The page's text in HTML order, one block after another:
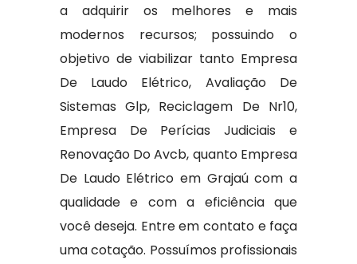
a adquirir os melhores e mais
modernos recursos; possuindo o
objetivo de viabilizar tanto Empresa
De Laudo Elétrico, Avaliação De
Sistemas Glp, Reciclagem De Nr10,
Empresa De Perícias Judiciais e
Renovação Do Avcb, quanto Empresa
De Laudo Elétrico em Grajaú com a
qualidade e com a eficiência que
você deseja. Entre em contato e faça
uma cotação. Possuímos profissionais